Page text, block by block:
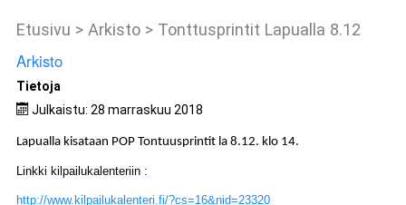
Etusivu > Arkisto > Tonttusprintit Lapualla 8.12
Arkisto
Tietoja
Julkaistu: 28 marraskuu 2018
Lapualla kisataan POP Tontuusprintit la 8.12. klo 14.
Linkki kilpailukalenteriin :
http://www.kilpailukalenteri.fi/?cs=16&nid=23320